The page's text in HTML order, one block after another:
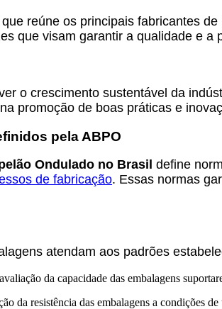
reúne os principais fabricantes
que visam garantir a qualidade e a
o crescimento sustentável da
promoção de boas práticas e
pela ABPO
Ondulado no Brasil define
de fabricação. Essas normas
atendam aos padrões
avaliação da capacidade das embalagens
da resistência das embalagens a condições